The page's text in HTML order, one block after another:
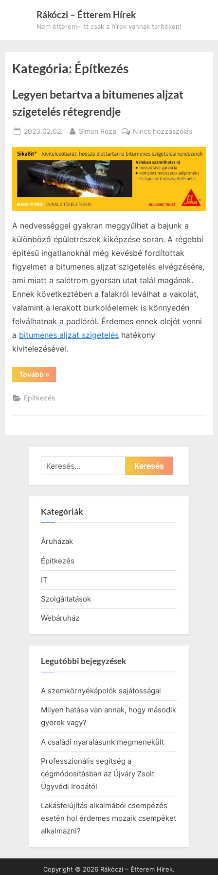
Rákóczi – Étterem Hírek
Nem étterem– itt csak a hírek vannak terítéken!
Kategória: Építkezés
Legyen betartva a bitumenes aljzat
szigetelés rétegrendje
Posted
2023.02.02. By
Simon Roza Nincs hozzászólása(z)
A nedvességgel gyakran meggyűlhet a bajunk a
különböző épületrészek kiképzése során. A régebbi
építésű ingatlanoknál még kevésbé fordítottak
figyelmet a bitumenes aljzat szigetelés elvégzésére,
ami miatt a salétrom gyorsan utat talál magának.
Ennek következtében a falakról leválhat a vakolat,
valamint a lerakott burkolóelemek is könnyedén
felválhatnak a padlóról. Érdemes ennek elejét venni
a bitumenes aljzat szigetelés hatékony
kivitelezésével.
Tovább“Legyen
betartva
bitumenes
aljzat
rétegrendje”
»
Építkezés
Keresés:
Kategóriák
Áruházak
Építkezés
IT
Szolgáltatások
Webáruház
Legutóbbi bejegyzések
A szemkörnyékápolók sajátosságai
Milyen hatása van annak, hogy második
gyerek vagy?
A családi nyaralásunk megmenekült
Professzionális segítség a
cégmódosításban az Újváry Zsolt
Ügyvédi Irodától
Lakásfelújítás alkalmából csempézés
esetén hol érdemes mozaik csempéket
alkalmazni?
Copyright © 2026 Rákóczi – Étterem Hírek.